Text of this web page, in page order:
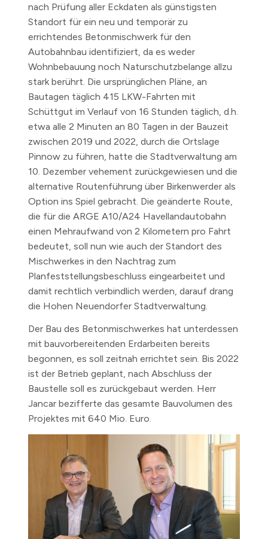
nach Prüfung aller Eckdaten als günstigsten
Standort für ein neu und temporär zu
errichtendes Betonmischwerk für den
Autobahnbau identifiziert, da es weder
Wohnbebauung noch Naturschutzbelange allzu
stark berührt. Die ursprünglichen Pläne, an
Bautagen täglich 415 LKW-Fahrten mit
Schüttgut im Verlauf von 16 Stunden täglich, d.h.
etwa alle 2 Minuten an 80 Tagen in der Bauzeit
zwischen 2019 und 2022, durch die Ortslage
Pinnow zu führen, hatte die Stadtverwaltung am
10. Dezember vehement zurückgewiesen und die
alternative Routenführung über Birkenwerder als
Option ins Spiel gebracht. Die geänderte Route,
die für die ARGE A10/A24 Havellandautobahn
einen Mehraufwand von 2 Kilometern pro Fahrt
bedeutet, soll nun wie auch der Standort des
Mischwerkes in den Nachtrag zum
Planfeststellungsbeschluss eingearbeitet und
damit rechtlich verbindlich werden, darauf drang
die Hohen Neuendorfer Stadtverwaltung.
Der Bau des Betonmischwerkes hat unterdessen
mit bauvorbereitenden Erdarbeiten bereits
begonnen, es soll zeitnah errichtet sein. Bis 2022
ist der Betrieb geplant, nach Abschluss der
Baustelle soll es zurückgebaut werden. Herr
Jancar bezifferte das gesamte Bauvolumen des
Projektes mit 640 Mio. Euro.